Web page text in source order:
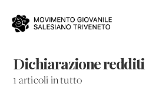
Dichiarazione redditi
1 articoli in tutto